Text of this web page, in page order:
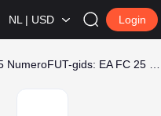
NL | USD Login